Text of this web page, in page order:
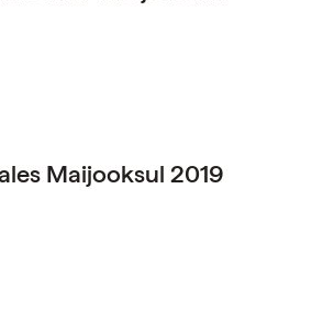
Maijooksul 2019